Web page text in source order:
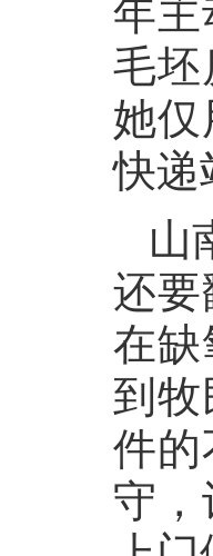
年主
毛坯
她
快递
山
还要
在缺
到
件的
守